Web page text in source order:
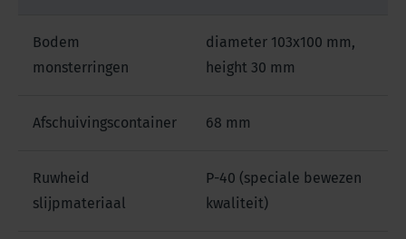
Bodem
monsterringen
diameter 103x100 mm,
height 30 mm
Afschuivingscontainer 68 mm
Ruwheid
slijpmateriaal
P-40 (speciale bewezen
kwaliteit)